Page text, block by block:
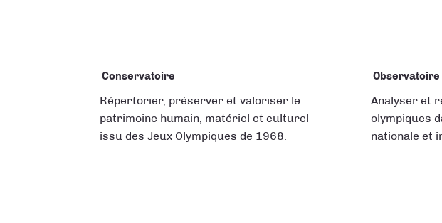
Conservatoire
Répertorier, préserver et valoriser le
patrimoine humain, matériel et culturel
issu des Jeux Olympiques de 1968.
Observatoire
Analyser et
olympiques
nationale et